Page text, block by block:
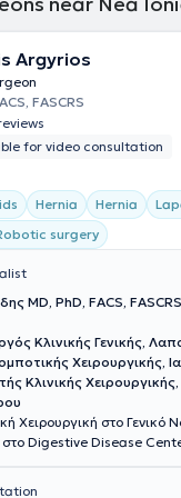
Argyrios
FASCRS
for video consultation
Hernia Hernia
surgery
MD, PhD, FACS,
Κλινικής Γενικής,
Χειρουργικής,
Κλινικής
Χειρουργική στο Γενικό
στο Digestive Disease
της Ιατρικής